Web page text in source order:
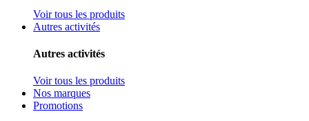
Voir tous les produits
Autres activités
Autres activités
Voir tous les produits
Nos marques
Promotions